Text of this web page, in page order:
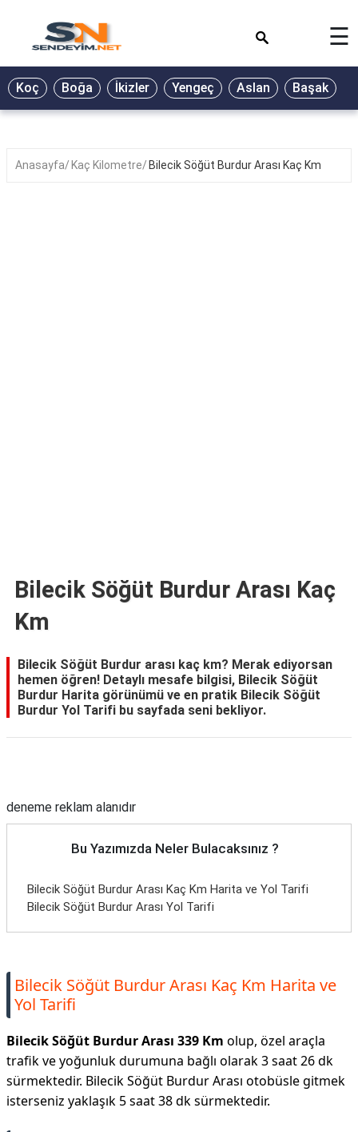
BİYOGRAFİ
GALERİ
☰
Koç Boğa İkizler Yengeç Aslan Başak
Anasayfa Kaç Kilometre Bilecik Söğüt Burdur Arası Kaç Km
Bilecik Söğüt Burdur Arası Kaç
Km
Bilecik Söğüt Burdur arası kaç km? Merak ediyorsan
hemen öğren! Detaylı mesafe bilgisi, Bilecik Söğüt
Burdur Harita görünümü ve en pratik Bilecik Söğüt
Burdur Yol Tarifi bu sayfada seni bekliyor.
deneme reklam alanıdır
Bu Yazımızda Neler Bulacaksınız ?
Bilecik Söğüt Burdur Arası Kaç Km Harita ve Yol Tarifi
Bilecik Söğüt Burdur Arası Yol Tarifi
Bilecik Söğüt Burdur Arası Kaç Km Harita ve
Yol Tarifi
Bilecik Söğüt Burdur Arası 339 Km olup, özel araçla
trafik ve yoğunluk durumuna bağlı olarak 3 saat 26 dk
sürmektedir. Bilecik Söğüt Burdur Arası otobüsle gitmek
isterseniz yaklaşık 5 saat 38 dk sürmektedir.